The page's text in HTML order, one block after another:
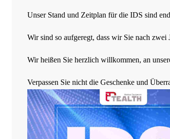
Unser Stand und Zeitplan für die IDS sind
Wir sind so aufgeregt, dass wir Sie nach
Wir heißen Sie herzlich willkommen, an
Verpassen Sie nicht die Geschenke und